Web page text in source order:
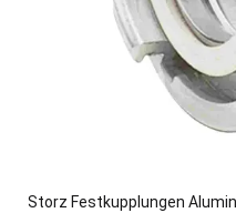
Storz Festkupplungen